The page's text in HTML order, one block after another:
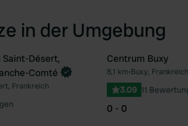
in der Umgebung
Favorit
Saint-Désert,
Comté
Frankreich
Centrum Buxy
8,1 km•Buxy, Frankreich
3.09 11
0 - 0